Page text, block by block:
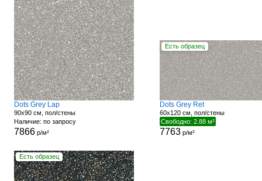
Dots Grey Lap
90x90 см, пол/стены
Наличие: по запросу
7866р/м²
Есть образец
Dots Grey Ret
60x120 см, пол/стены
Свободно: 2.88 м²
7763р/м²
Есть образец